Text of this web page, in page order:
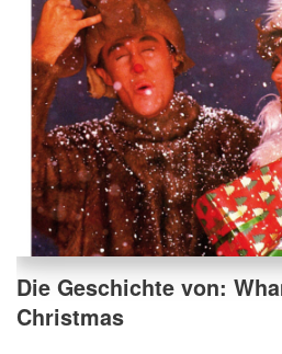
Die Geschichte von:
Christmas